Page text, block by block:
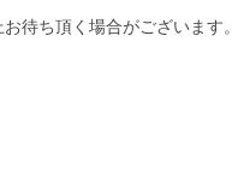
待ち頂く場合がございます。